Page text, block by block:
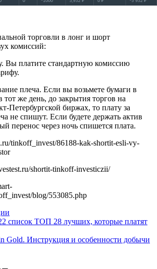
торговли в лонг и шорт
комиссий:
Вы платите стандартную комиссию
плеча. Если вы возьмете бумаги в
тот же день, до закрытия торгов на
Петербургской биржах, то плату за
не спишут. Если будете держать актив
перенос через ночь спишется плата.
tinkoff_invest/86188-kak-shortit-esli-vy-
shortit-tinkoff-investiczii/
blog/553085.php
список ТОП 28 лучших, которые платят
Gold. Инструкция и особенности добычи